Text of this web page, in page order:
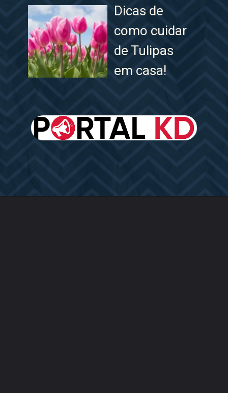
Dicas de
como cuidar
de Tulipas
em casa!